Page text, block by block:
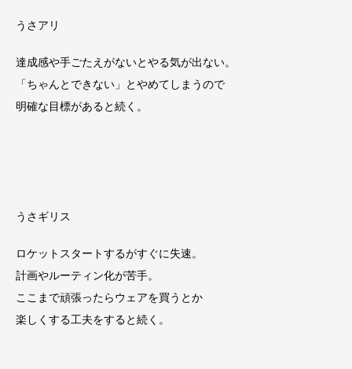
うさアリ
達成感や手ごたえがないとやる気が出ない。
「ちゃんとできない」とやめてしまうので
明確な目標があると続く。
うさギリス
ロケットスタートするがすぐに失速。
計画やルーティン化が苦手。
ここまで頑張ったらウェアを買うとか
楽しくする工夫をすると続く。